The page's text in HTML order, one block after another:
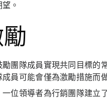
。
團隊成員實現共同目標的
員可能會僅為激勵措施而
位領導者為行銷團隊建立